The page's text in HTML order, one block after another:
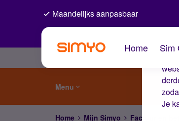
Je
Maandelijks aanpasbaar
Home Sim
Menu
Home Mijn Simyo Factuur en